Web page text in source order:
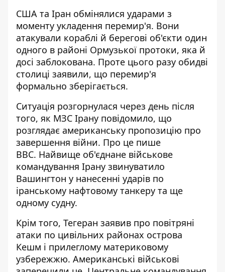
США та Іран обмінялися ударами з
моменту укладення перемир'я. Вони
атакували кораблі й берегові об'єкти один
одного в районі Ормузької протоки, яка й
досі заблокована. Проте цього разу обидві
столиці заявили, що перемир'я
формально зберігається.
Ситуація розгорнулася через день після
того, як МЗС Ірану повідомило, що
розглядає американську пропозицію про
завершення війни. Про це пише
BBC. Найвище об'єднане військове
командування Ірану звинуватило
Вашингтон у нанесенні ударів по
іранському нафтовому танкеру та ще
одному судну.
Крім того, Тегеран заявив про повітряні
атаки по цивільних районах острова
Кешм і прилеглому материковому
узбережжю. Американські військові